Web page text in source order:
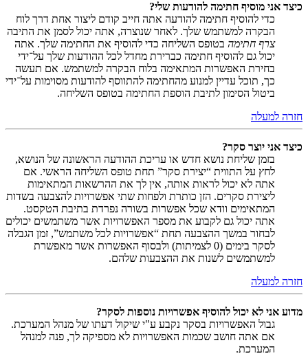
כיצד אני מוסיף חתימה להודעות שלי?
כדי להוסיף חתימה להודעה אתה חייב קודם ליצור אחת דרך לוח
הבקרה למשתמש שלך. לאחר שנוצרה, אתה יכול לסמן את התיבה
צרף חתימה בטופס השליחה כדי להוסיף את החתימה שלך. אתה
יכול גם להוסיף חתימה כברירת מחדל לכל ההודעות שלך על־ידי
בחירת האפשרות המתאימה בלוח הבקרה למשתמש. אם תעשה
כך, תוכל עדיין למנוע מהחתימה להתווסף להודעות מסוימות על־ידי
ביטול הסימון לתיבת הוספת החתימה בטופס השליחה.
חזרה למעלה
כיצד אני יוצר סקר?
בזמן שליחת נושא חדש או עריכת ההודעה הראשונה של הנושא,
לחץ על התווית “יצירת סקר” תחת טופס השליחה הראשי. אם
אתה לא יכול לראות אותה, אין לך את ההרשאות המתאימות
ליצירת סקרים. הזן כותרת ולפחות שתי אפשרויות להצבעה בשדות
המתאימים וודא שכל אפשרות בשורה נפרדת בתיבת הטקסט.
אתה יכול גם לקבוע את מספר האפשרויות אשר משתמשים יכולים
לבחור במשך ההצבעה תחת “אפשרויות לכל משתמש”, זמן הגבלה
לסקר בימים (0 לצמיתות) ולבסוף האפשרות אשר מאפשרת
למשתמשים לשנות את ההצבעות שלהם.
חזרה למעלה
מדוע אני לא יכול להוסיף אפשרויות נוספות לסקר?
גבול האפשרויות בסקר נקבע ע"י שיקול דעתו של מנהל המערכת.
אם אתה חושב שכמות האפשרויות לא מספיקה לך, פנה למנהל
המערכת.